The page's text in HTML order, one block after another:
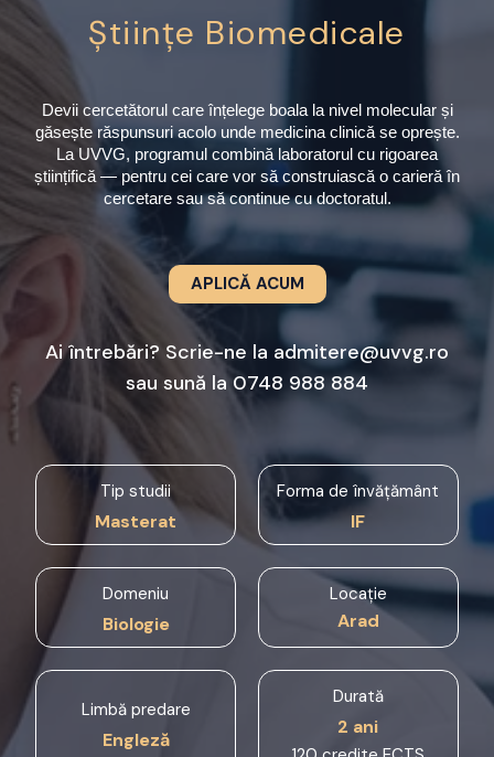
Științe Biomedicale
Devii cercetătorul care înțelege boala la nivel molecular și
găsește răspunsuri acolo unde medicina clinică se oprește.
La UVVG, programul combină laboratorul cu rigoarea
științifică — pentru cei care vor să construiască o carieră în
cercetare sau să continue cu doctoratul.
APLICĂ ACUM
Ai întrebări? Scrie-ne la admitere@uvvg.ro
sau sună la0748 988 884
Tip studii
Masterat
Forma de învățământ
IF
Domeniu
Biologie
Locație
Arad
Limbă predare
Engleză
Durată
2 ani